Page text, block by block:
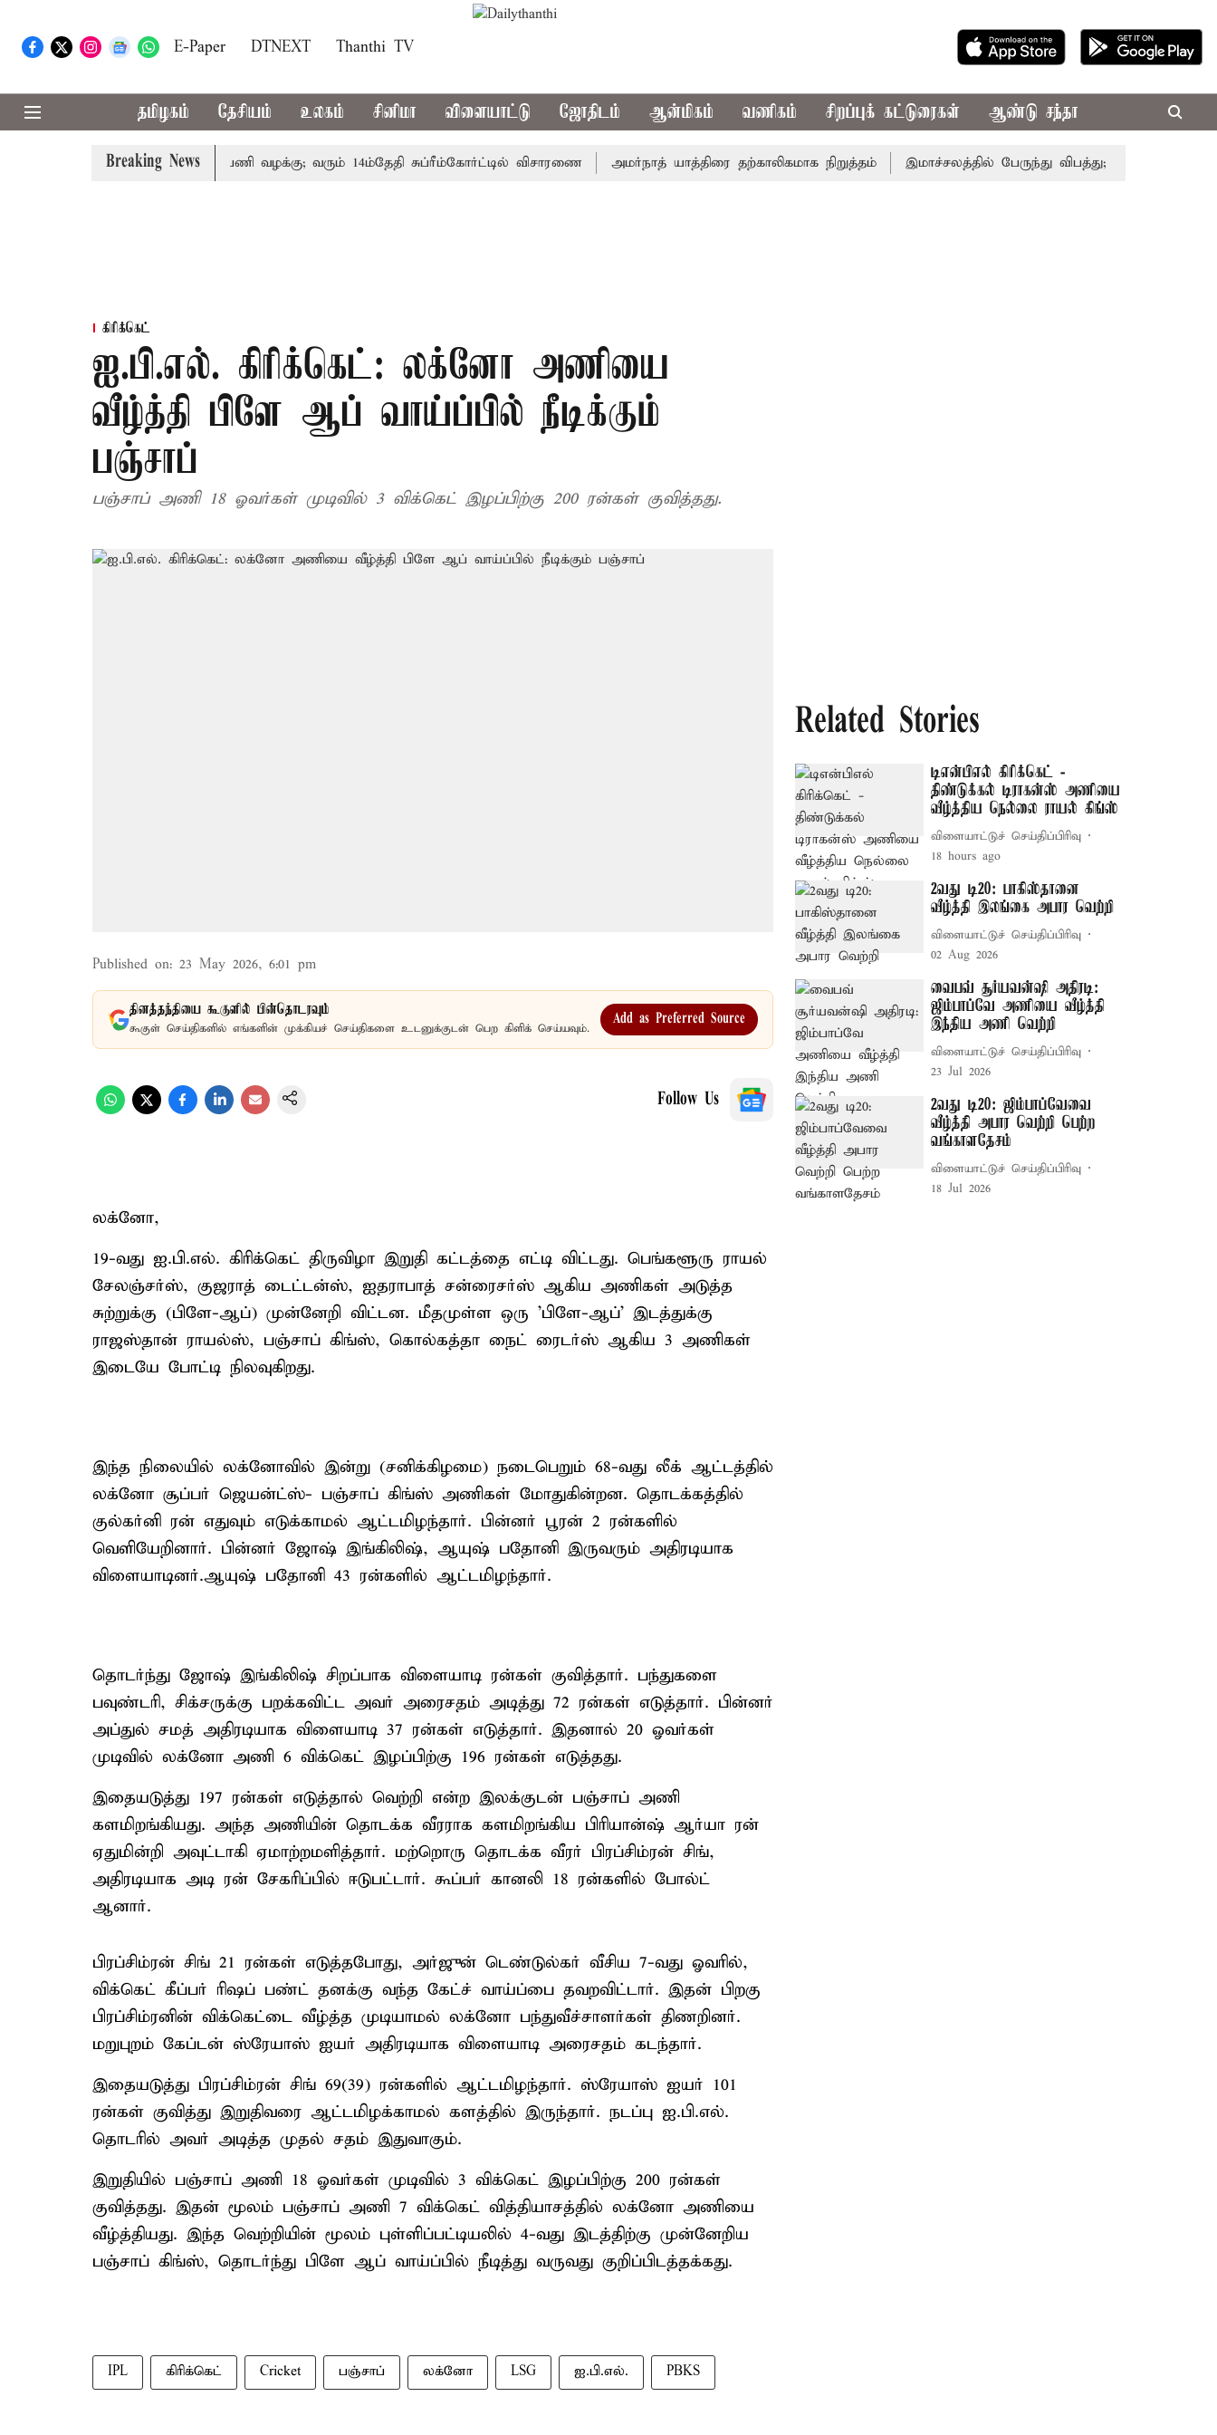
E-Paper DTNEXT Thanthi TV
தமிழகம் தேசியம் உலகம் சினிமா விளையாட்டு ஜோதிடம் ஆன்மிகம் வணிகம் சிறப்புக் கட்டுரைகள் ஆண்டு சந்தா
Breaking News
குடும்பத்தினருக்கு அரசுப்பணி வழக்கு; வரும் 14ம்தேதி சுப்ரீம்கோர்ட்டில் விசாரணை அமர்நாத் யாத்திரை தற்காலிகமாக நிறுத்தம் இமாச்சலத்தில் பேருந்து விபத்து; 7 பேர் பலி -
கிரிக்கெட்
ஐ.பி.எல். கிரிக்கெட்: லக்னோ அணியை
வீழ்த்தி பிளே ஆப் வாய்ப்பில் நீடிக்கும்
பஞ்சாப்
பஞ்சாப் அணி 18 ஓவர்கள் முடிவில் 3 விக்கெட் இழப்பிற்கு 200 ரன்கள் குவித்தது.
Published on: 23 May 2026, 6:01 pm
தினத்தந்தியை கூகுளில் பின்தொடரவும்
கூகுள் செய்திகளில் எங்களின் முக்கியச் செய்திகளை உடனுக்குடன் பெற கிளிக் செய்யவும்.
Add as Preferred Source
Follow Us
லக்னோ,
19-வது ஐ.பி.எல். கிரிக்கெட் திருவிழா இறுதி கட்டத்தை எட்டி விட்டது. பெங்களூரு ராயல்
சேலஞ்சர்ஸ், குஜராத் டைட்டன்ஸ், ஐதராபாத் சன்ரைசர்ஸ் ஆகிய அணிகள் அடுத்த
சுற்றுக்கு (பிளே-ஆப்) முன்னேறி விட்டன. மீதமுள்ள ஒரு 'பிளே-ஆப்' இடத்துக்கு
ராஜஸ்தான் ராயல்ஸ், பஞ்சாப் கிங்ஸ், கொல்கத்தா நைட் ரைடர்ஸ் ஆகிய 3 அணிகள்
இடையே போட்டி நிலவுகிறது.
இந்த நிலையில் லக்னோவில் இன்று (சனிக்கிழமை) நடைபெறும் 68-வது லீக் ஆட்டத்தில்
லக்னோ சூப்பர் ஜெயன்ட்ஸ்- பஞ்சாப் கிங்ஸ் அணிகள் மோதுகின்றன. தொடக்கத்தில்
குல்கர்னி ரன் எதுவும் எடுக்காமல் ஆட்டமிழந்தார். பின்னர் பூரன் 2 ரன்களில்
வெளியேறினார். பின்னர் ஜோஷ் இங்கிலிஷ், ஆயுஷ் பதோனி இருவரும் அதிரடியாக
விளையாடினர்.ஆயுஷ் பதோனி 43 ரன்களில் ஆட்டமிழந்தார்.
தொடர்ந்து ஜோஷ் இங்கிலிஷ் சிறப்பாக விளையாடி ரன்கள் குவித்தார். பந்துகளை
பவுண்டரி, சிக்சருக்கு பறக்கவிட்ட அவர் அரைசதம் அடித்து 72 ரன்கள் எடுத்தார். பின்னர்
அப்துல் சமத் அதிரடியாக விளையாடி 37 ரன்கள் எடுத்தார். இதனால் 20 ஓவர்கள்
முடிவில் லக்னோ அணி 6 விக்கெட் இழப்பிற்கு 196 ரன்கள் எடுத்தது.
இதையடுத்து 197 ரன்கள் எடுத்தால் வெற்றி என்ற இலக்குடன் பஞ்சாப் அணி
களமிறங்கியது. அந்த அணியின் தொடக்க வீரராக களமிறங்கிய பிரியான்ஷ் ஆர்யா ரன்
ஏதுமின்றி அவுட்டாகி ஏமாற்றமளித்தார். மற்றொரு தொடக்க வீரர் பிரப்சிம்ரன் சிங்,
அதிரடியாக அடி ரன் சேகரிப்பில் ஈடுபட்டார். கூப்பர் கானலி 18 ரன்களில் போல்ட்
ஆனார்.
பிரப்சிம்ரன் சிங் 21 ரன்கள் எடுத்தபோது, அர்ஜுன் டெண்டுல்கர் வீசிய 7-வது ஓவரில்,
விக்கெட் கீப்பர் ரிஷப் பண்ட் தனக்கு வந்த கேட்ச் வாய்ப்பை தவறவிட்டார். இதன் பிறகு
பிரப்சிம்ரனின் விக்கெட்டை வீழ்த்த முடியாமல் லக்னோ பந்துவீச்சாளர்கள் திணறினர்.
மறுபுறம் கேப்டன் ஸ்ரேயாஸ் ஐயர் அதிரடியாக விளையாடி அரைசதம் கடந்தார்.
இதையடுத்து பிரப்சிம்ரன் சிங் 69(39) ரன்களில் ஆட்டமிழந்தார். ஸ்ரேயாஸ் ஐயர் 101
ரன்கள் குவித்து இறுதிவரை ஆட்டமிழக்காமல் களத்தில் இருந்தார். நடப்பு ஐ.பி.எல்.
தொடரில் அவர் அடித்த முதல் சதம் இதுவாகும்.
இறுதியில் பஞ்சாப் அணி 18 ஓவர்கள் முடிவில் 3 விக்கெட் இழப்பிற்கு 200 ரன்கள்
குவித்தது. இதன் மூலம் பஞ்சாப் அணி 7 விக்கெட் வித்தியாசத்தில் லக்னோ அணியை
வீழ்த்தியது. இந்த வெற்றியின் மூலம் புள்ளிப்பட்டியலில் 4-வது இடத்திற்கு முன்னேறிய
பஞ்சாப் கிங்ஸ், தொடர்ந்து பிளே ஆப் வாய்ப்பில் நீடித்து வருவது குறிப்பிடத்தக்கது.
IPL கிரிக்கெட் Cricket பஞ்சாப் லக்னோ LSG ஐ.பி.எல். PBKS
Related Stories
டிஎன்பிஎல் கிரிக்கெட் -
திண்டுக்கல் டிராகன்ஸ் அணியை
வீழ்த்திய நெல்லை ராயல் கிங்ஸ்
விளையாட்டுச் செய்திப்பிரிவு
18 hours ago
2வது டி20: பாகிஸ்தானை
வீழ்த்தி இலங்கை அபார வெற்றி
விளையாட்டுச் செய்திப்பிரிவு
02 Aug 2026
வைபவ் சூர்யவன்ஷி அதிரடி:
ஜிம்பாப்வே அணியை வீழ்த்தி
இந்திய அணி வெற்றி
விளையாட்டுச் செய்திப்பிரிவு
23 Jul 2026
2வது டி20: ஜிம்பாப்வேவை
வீழ்த்தி அபார வெற்றி பெற்ற
வங்காளதேசம்
விளையாட்டுச் செய்திப்பிரிவு
18 Jul 2026